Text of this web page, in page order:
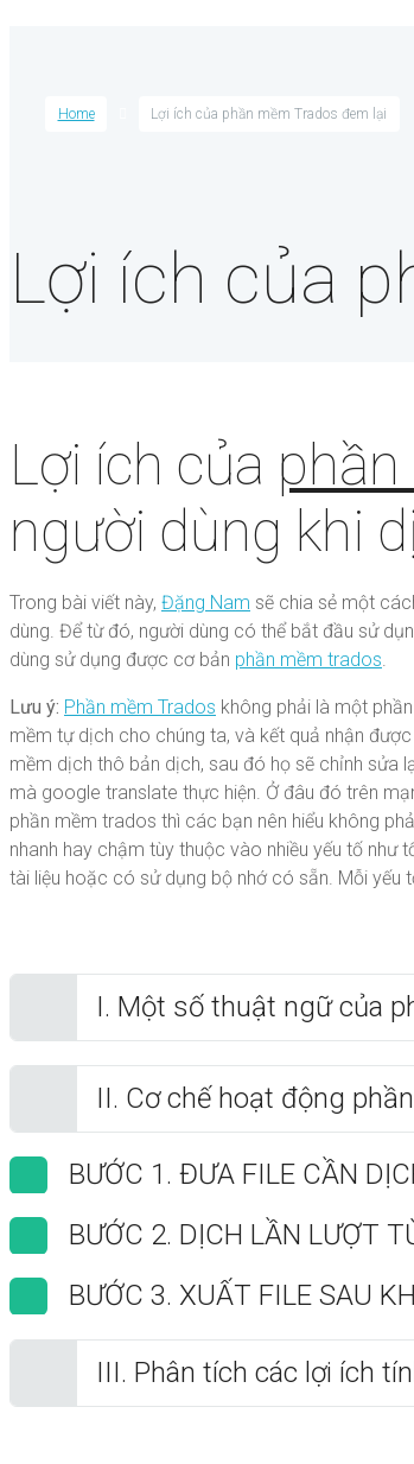
Home Lợi ích của phần mềm Trados đem lại
Lợi ích của
Lợi ích của
người dùng khi
Trong bài viết này, Đặng Nam sẽ chia sẻ một
dùng. Để từ đó, người dùng có thể bắt đầu sử
dùng sử dụng được cơ bản phần mềm trados.
Lưu ý: Phần mềm Trados không phải là một
mềm tự dịch cho chúng ta, và kết quả nhận
mềm dịch thô bản dịch, sau đó họ sẽ chỉnh sửa
mà google translate thực hiện. Ở đâu đó trên
phần mềm trados thì các bạn nên hiểu không
nhanh hay chậm tùy thuộc vào nhiều yếu tố
tài liệu hoặc có sử dụng bộ nhớ có sẵn. Mỗi
I. Một số thuật ngữ của
II. Cơ chế hoạt động
BƯỚC 1. ĐƯA FILE CẦN
BƯỚC 2. DỊCH LẦN LƯỢT
BƯỚC 3. XUẤT FILE SAU
III. Phân tích các lợi ích